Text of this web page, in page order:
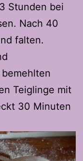
Stunden bei
Nach 40
falten.
Teiglinge mit
30 Minuten